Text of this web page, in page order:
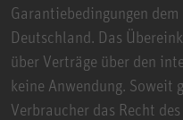
Garantiebedingungen
Deutschland. Das
über Verträge über den
keine Anwendung. Soweit
Verbraucher das Recht